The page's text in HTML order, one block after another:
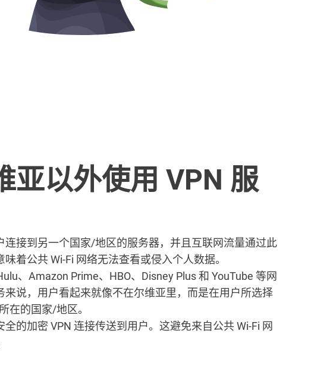
亚以外使用 VPN 服
连接到另一个国家/地区的服务器，并且互联网流量通过此
着公共 Wi-Fi 网络无法查看或侵入个人数据。
、Amazon Prime、HBO、Disney Plus 和 YouTube 等网
来说，用户看起来就像不在尔维亚里，而是在用户所选择
在的国家/地区。
全的加密 VPN 连接传送到用户。这避免来自公共 Wi-Fi 网